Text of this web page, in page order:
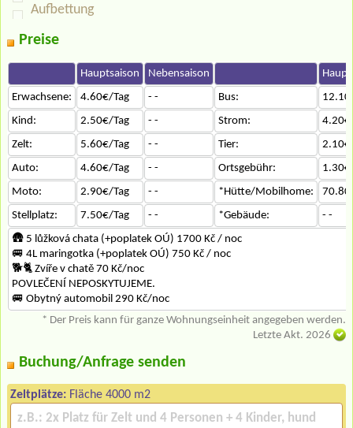
Aufbettung
Preise
Hauptsaison Nebensaison
Erwachsene:
4.60€/Tag - - Bus:
Kind:
2.50€/Tag - - Strom:
Zelt:
5.60€/Tag - - Tier:
Auto:
4.60€/Tag - - Ortsgebühr:
Moto:
2.90€/Tag - - *Hütte/Mobilhome:
Stellplatz:
7.50€/Tag - - *Gebäude:
- -
🛖 5 lůžková chata (+poplatek OÚ) 1700 Kč / noc
🚐 4L maringotka (+poplatek OÚ) 750 Kč / noc
🐕‍🐈 Zvíře v chatě 70 Kč/noc
POVLEČENÍ NEPOSKYTUJEME.
🚐 Obytný automobil 290 Kč/noc
* Der Preis kann für ganze Wohnungseinheit angegeben werden.
Letzte Akt. 2026
Buchung/Anfrage senden
Zeltplätze: Fläche 4000 m2